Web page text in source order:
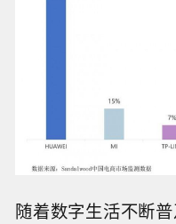
随着数字生活不断